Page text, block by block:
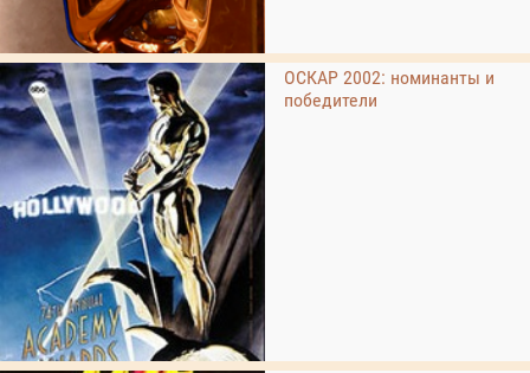
ОСКАР 2002: номинанты и
победители